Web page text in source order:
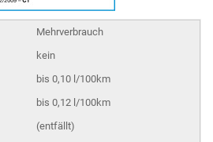
Mehrverbrauch
kein
bis 0,10 l/100km
bis 0,12 l/100km
(entfällt)